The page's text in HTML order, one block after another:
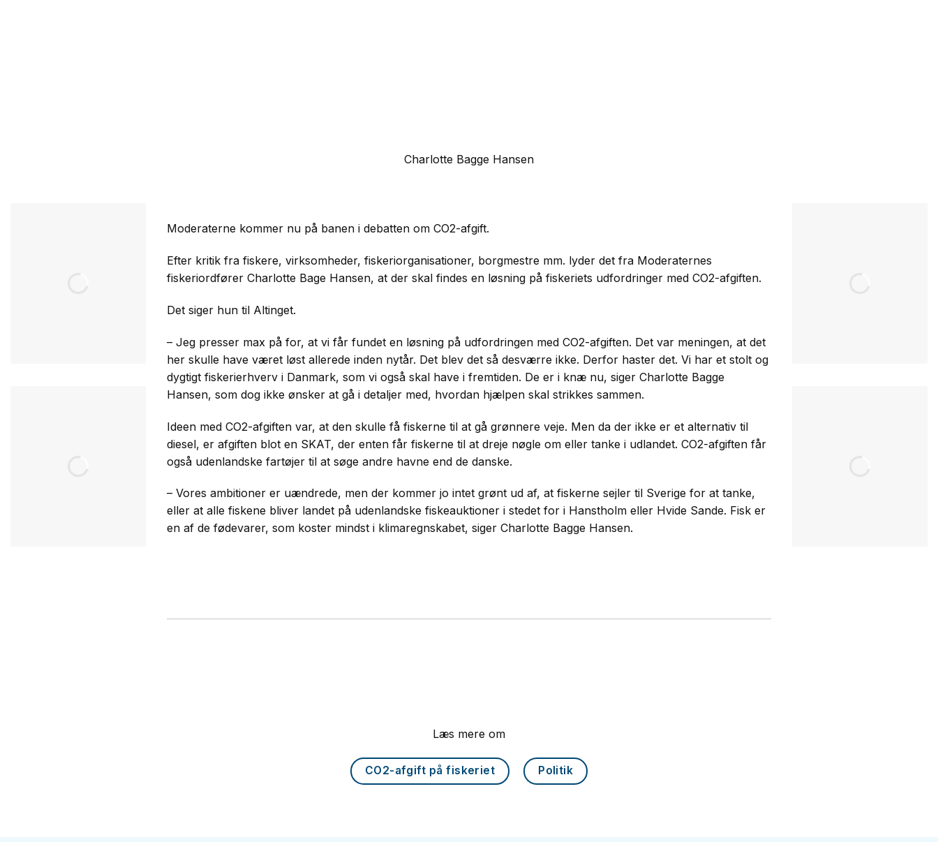
Charlotte Bagge Hansen
Moderaterne kommer nu på banen i debatten om CO2-afgift.
Efter kritik fra fiskere, virksomheder, fiskeriorganisationer, borgmestre mm. lyder det fra Moderaternes
fiskeriordfører Charlotte Bage Hansen, at der skal findes en løsning på fiskeriets udfordringer med CO2-afgiften.
Det siger hun til Altinget.
– Jeg presser max på for, at vi får fundet en løsning på udfordringen med CO2-afgiften. Det var meningen, at det
her skulle have været løst allerede inden nytår. Det blev det så desværre ikke. Derfor haster det. Vi har et stolt og
dygtigt fiskerierhverv i Danmark, som vi også skal have i fremtiden. De er i knæ nu, siger Charlotte Bagge
Hansen, som dog ikke ønsker at gå i detaljer med, hvordan hjælpen skal strikkes sammen.
Ideen med CO2-afgiften var, at den skulle få fiskerne til at gå grønnere veje. Men da der ikke er et alternativ til
diesel, er afgiften blot en SKAT, der enten får fiskerne til at dreje nøgle om eller tanke i udlandet. CO2-afgiften får
også udenlandske fartøjer til at søge andre havne end de danske.
– Vores ambitioner er uændrede, men der kommer jo intet grønt ud af, at fiskerne sejler til Sverige for at tanke,
eller at alle fiskene bliver landet på udenlandske fiskeauktioner i stedet for i Hanstholm eller Hvide Sande. Fisk er
en af de fødevarer, som koster mindst i klimaregnskabet, siger Charlotte Bagge Hansen.
Læs mere om
CO2-afgift på fiskeriet Politik